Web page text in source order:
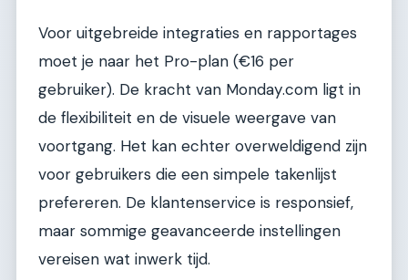
Voor uitgebreide integraties en rapportages
moet je naar het Pro-plan (€16 per
gebruiker). De kracht van Monday.com ligt in
de flexibiliteit en de visuele weergave van
voortgang. Het kan echter overweldigend zijn
voor gebruikers die een simpele takenlijst
prefereren. De klantenservice is responsief,
maar sommige geavanceerde instellingen
vereisen wat inwerk tijd.